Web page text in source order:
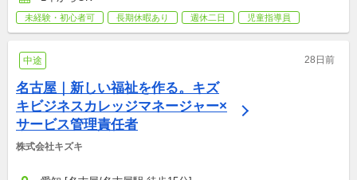
未経験・初心者可 長期休暇あり 週休二日 児童指導員
中途 28日前
名古屋｜新しい福祉を作る。キズ
キビジネスカレッジマネージャー×
サービス管理責任者
株式会社キズキ